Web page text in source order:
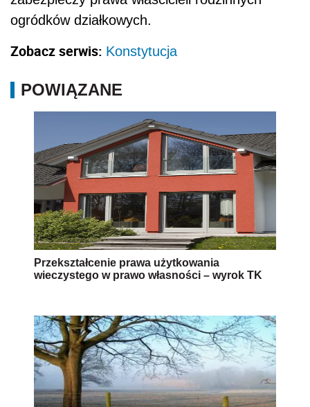
ogródków działkowych.
Zobacz serwis: Konstytucja
POWIĄZANE
Przekształcenie prawa użytkowania
wieczystego w prawo własności – wyrok TK